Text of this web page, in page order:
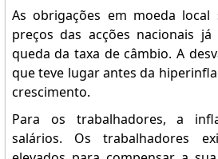
As obrigações em moeda local
preços das acções nacionais
queda da taxa de câmbio. A
que teve lugar antes da
crescimento.
Para os trabalhadores, a
salários. Os trabalhadores